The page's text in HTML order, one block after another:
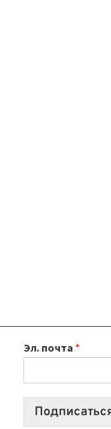
Эл. почта *